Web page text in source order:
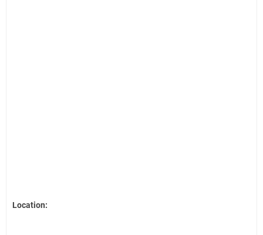
Location: